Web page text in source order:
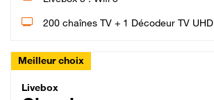
200 chaînes TV + 1 Décodeur TV UHD
Meilleur choix
Livebox Classic Fibre
Livebox